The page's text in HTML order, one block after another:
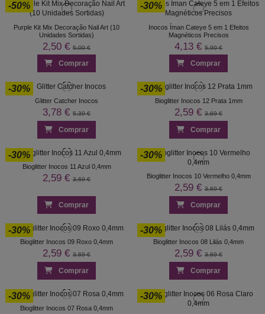
-50%
Purple Kit Mix Decoração Nail Art (10
Unidades Sortidas)
2,50 € 5,00 €
Comprar
-30%
Inocos Íman Cateye 5 em 1 Efeitos
Magnéticos Precisos
4,13 € 5,90 €
Comprar
-30%
Glitter Catcher Inocos
3,78 € 5,39 €
Comprar
-30%
Bioglitter Inocos 12 Prata 1mm
2,59 € 3,69 €
Comprar
-30%
Bioglitter Inocos 11 Azul 0,4mm
2,59 € 3,69 €
Comprar
-30%
Bioglitter Inocos 10 Vermelho 0,4mm
2,59 € 3,69 €
Comprar
-30%
Bioglitter Inocos 09 Roxo 0,4mm
2,59 € 3,69 €
Comprar
-30%
Bioglitter Inocos 08 Lilás 0,4mm
2,59 € 3,69 €
Comprar
-30%
Bioglitter Inocos 07 Rosa 0,4mm
-30%